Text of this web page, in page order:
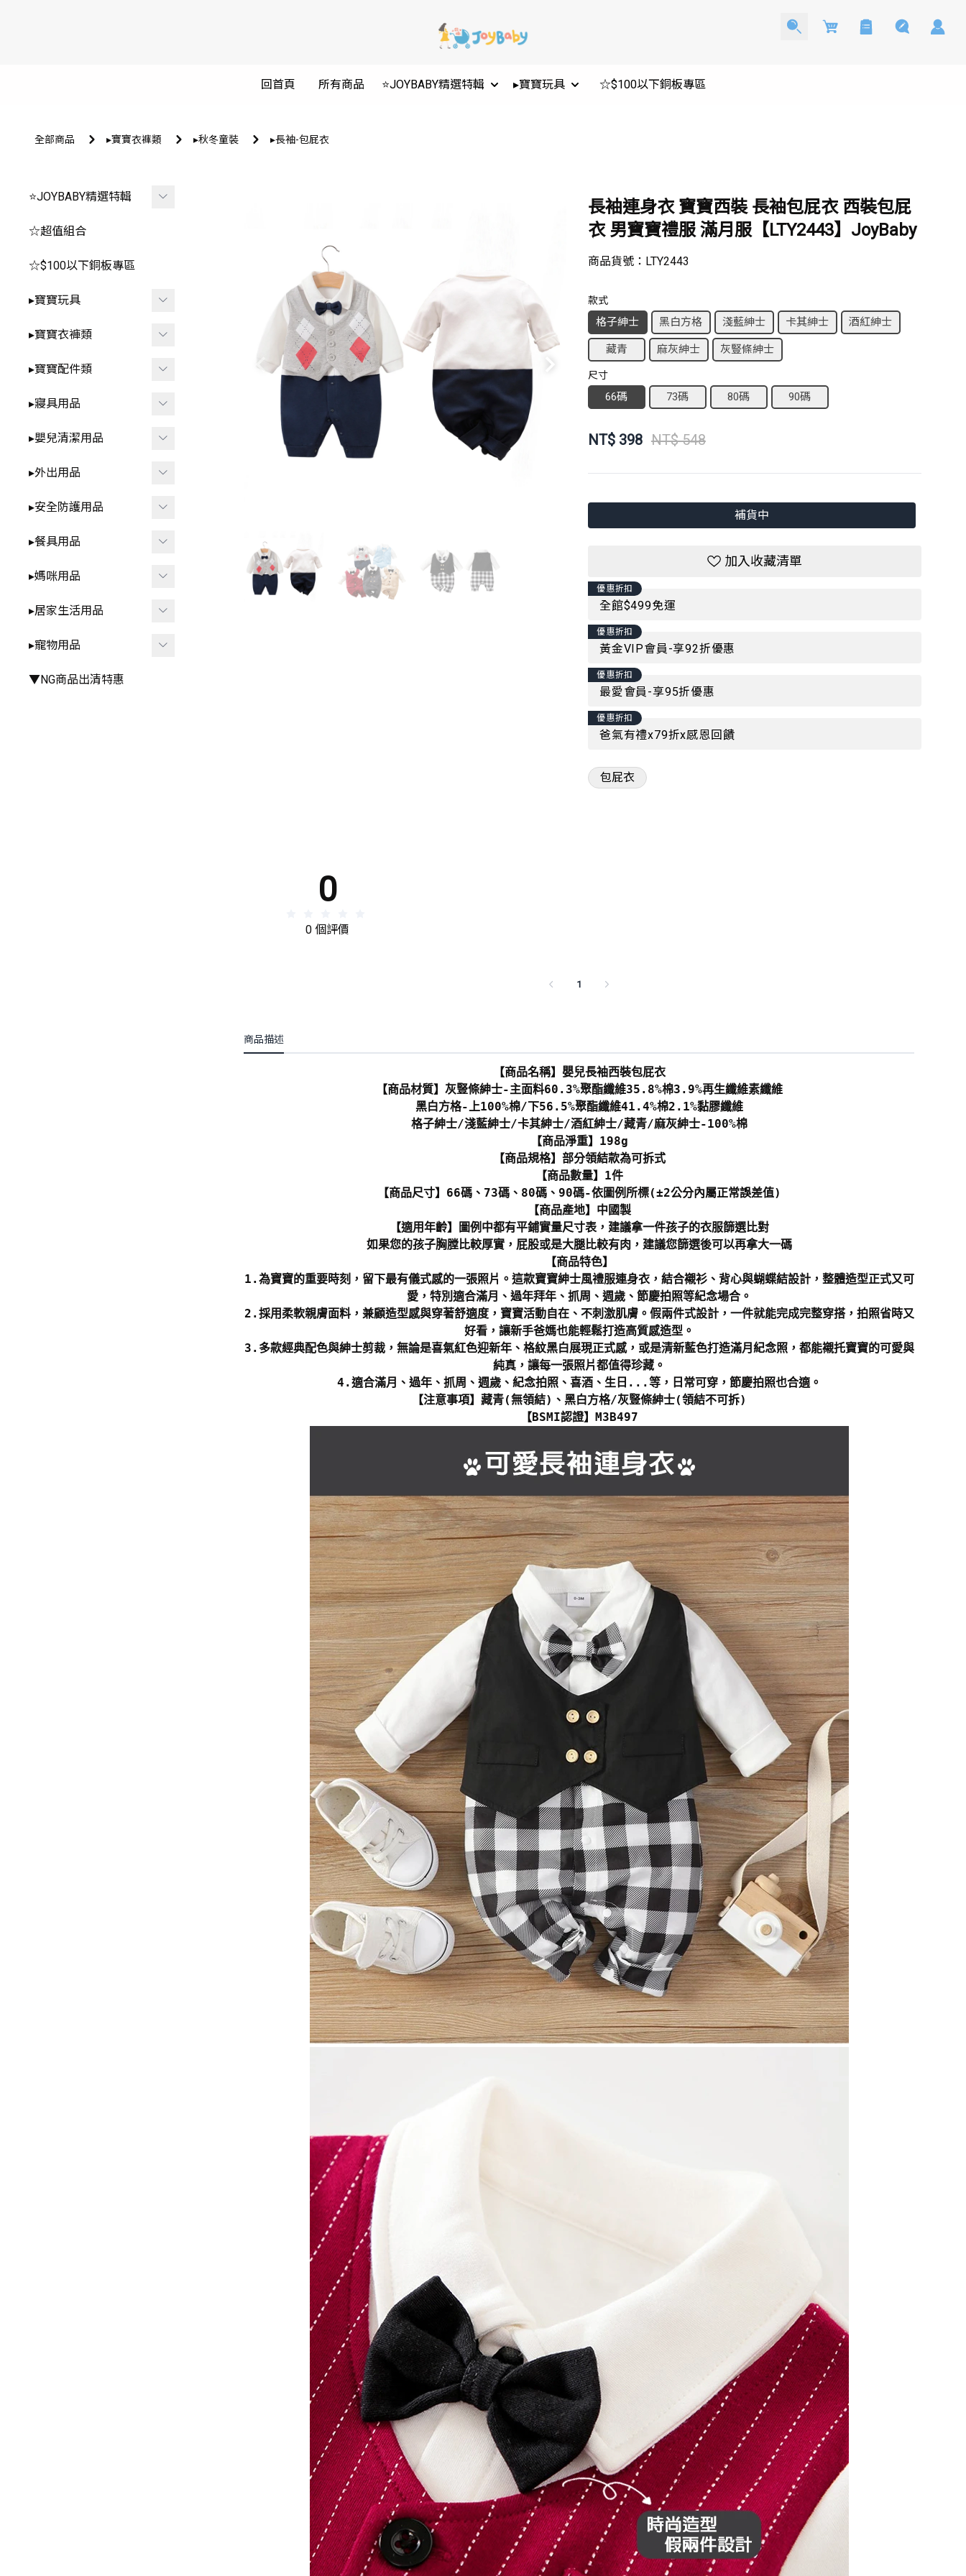
Cart
回首頁 所有商品 ⭐JOYBABY精選特輯 ▸寶寶玩具 ☆$100以下銅板專區
全部商品 ▸寶寶衣褲類 ▸秋冬童裝 ▸長袖-包屁衣
⭐JOYBABY精選特輯
🐳春夏品看這邊🐳
🔥推薦玩具區
- *2-3歲⧸聲光.探索.益
智
Y.早教學習
🍼 清新奶油系BABY用品
▸雨季防水.我不怕
☆超值組合
☆$100以下銅板專區
▸寶寶玩具
▸洗澡⧸戲水玩具
▸益智玩具
▸安撫玩具⧸娃娃
▸咬咬固齒器
▸遙控玩具
▸寶寶衣褲類
▸春夏童裝
衣.褲子
▸秋冬童裝
子
▸ 拉拉褲 ⧸ 學習褲
▸兒童泳裝
▸寶寶配件類
▸圍兜⧸口水巾
▸髮飾⧸髮夾⧸髮圈
▸學步鞋
▸帽子
▸其他配件
▸寢具用品
▸包巾⧸蓋毯⧸保暖睡袋
▸枕頭⧸抱枕
▸防踢被
▸ 床圍⧸床邊收納
▸防濕尿墊
▸嬰兒清潔用品
▸洗澡用品
▸奶瓶刷⧸奶嘴盒
▸指甲剪
▸外出用品
▸保暖披風
▸背巾⧸背帶
▸其他外出用品
▸手推車周邊
▸安全防護用品
▸其他防護用品
▸各式安全鎖
▸餐具用品
▸學飲杯
▸碗⧸盤⧸餐盒
▸媽咪用品
▸擠乳器⧸集乳器
▸內衣⧸內褲
▸居家生活用品
▸紋身貼紙
▸廚房⧸浴室相關
▸寵物用品
▸外出用品
▼NG商品出清特惠
長袖連身衣 寶寶西裝 長袖包屁衣 西裝包屁
衣 男寶寶禮服 滿月服【LTY2443】JoyBaby
商品貨號： LTY2443
款式
格子紳士 黑白方格 淺藍紳士 卡其紳士 酒紅紳士
藏青 麻灰紳士 灰豎條紳士
尺寸
66碼 73碼 80碼 90碼
NT$398 NT$ 548
補貨中
加入收藏清單
優惠折扣
全館$499免運
優惠折扣
黃金VIP會員-享92折優惠
優惠折扣
最愛會員-享95折優惠
優惠折扣
爸氣有禮x79折x感恩回饋
包屁衣
0
0 個評價
1
商品描述
【商品名稱】嬰兒長袖西裝包屁衣
【商品材質】灰豎條紳士-主面料60.3%聚酯纖維35.8%棉3.9%再生纖維素纖維
黑白方格-上100%棉/下56.5%聚酯纖維41.4%棉2.1%黏膠纖維
格子紳士/淺藍紳士/卡其紳士/酒紅紳士/藏青/麻灰紳士-100%棉
【商品淨重】198g
【商品規格】部分領結款為可拆式
【商品數量】1件
【商品尺寸】66碼、73碼、80碼、90碼-依圖例所標(±2公分內屬正常誤差值)
【商品產地】中國製
【適用年齡】圖例中都有平鋪實量尺寸表，建議拿一件孩子的衣服篩選比對
如果您的孩子胸膛比較厚實，屁股或是大腿比較有肉，建議您篩選後可以再拿大一碼
【商品特色】
1.為寶寶的重要時刻，留下最有儀式感的一張照片。這款寶寶紳士風禮服連身衣，結合襯衫、背心與蝴蝶結設計，整體造型正式又可
愛，特別適合滿月、過年拜年、抓周、週歲、節慶拍照等紀念場合。
2.採用柔軟親膚面料，兼顧造型感與穿著舒適度，寶寶活動自在、不刺激肌膚。假兩件式設計，一件就能完成完整穿搭，拍照省時又
好看，讓新手爸媽也能輕鬆打造高質感造型。
3.多款經典配色與紳士剪裁，無論是喜氣紅色迎新年、格紋黑白展現正式感，或是清新藍色打造滿月紀念照，都能襯托寶寶的可愛與
純真，讓每一張照片都值得珍藏。
4.適合滿月、過年、抓周、週歲、紀念拍照、喜酒、生日...等，日常可穿，節慶拍照也合適。
【注意事項】藏青(無領結)、黑白方格/灰豎條紳士(領結不可拆)
【BSMI認證】M3B497